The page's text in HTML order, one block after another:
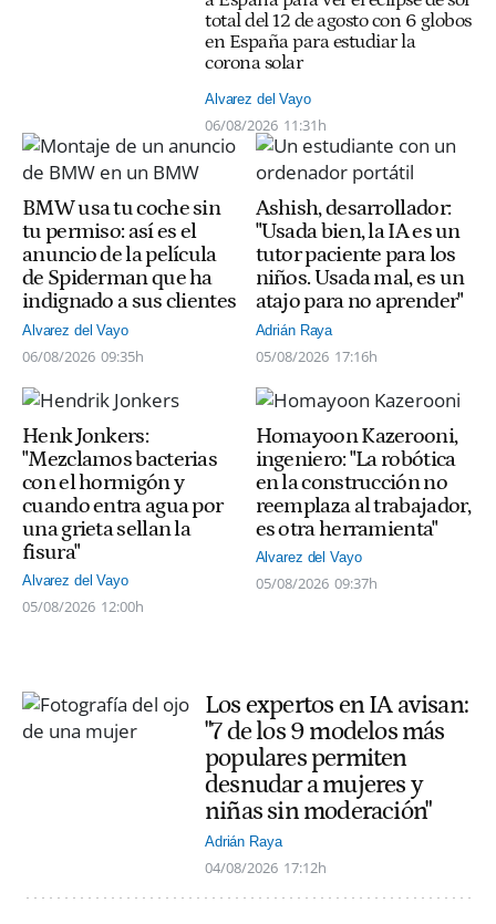
total del 12 de agosto con 6 globos
en España para estudiar la
corona solar
Alvarez del Vayo
06/08/2026 11:31h
BMW usa tu coche sin
tu permiso: así es el
anuncio de la película
de Spiderman que ha
indignado a sus clientes
Alvarez del Vayo
06/08/2026 09:35h
Ashish, desarrollador:
"Usada bien, la IA es un
tutor paciente para los
niños. Usada mal, es un
atajo para no aprender"
Adrián Raya
05/08/2026 17:16h
Henk Jonkers:
"Mezclamos bacterias
con el hormigón y
cuando entra agua por
una grieta sellan la
fisura"
Alvarez del Vayo
05/08/2026 12:00h
Homayoon Kazerooni,
ingeniero: "La robótica
en la construcción no
reemplaza al trabajador,
es otra herramienta"
Alvarez del Vayo
05/08/2026 09:37h
Los expertos en IA avisan:
"7 de los 9 modelos más
populares permiten
desnudar a mujeres y
niñas sin moderación"
Adrián Raya
04/08/2026 17:12h